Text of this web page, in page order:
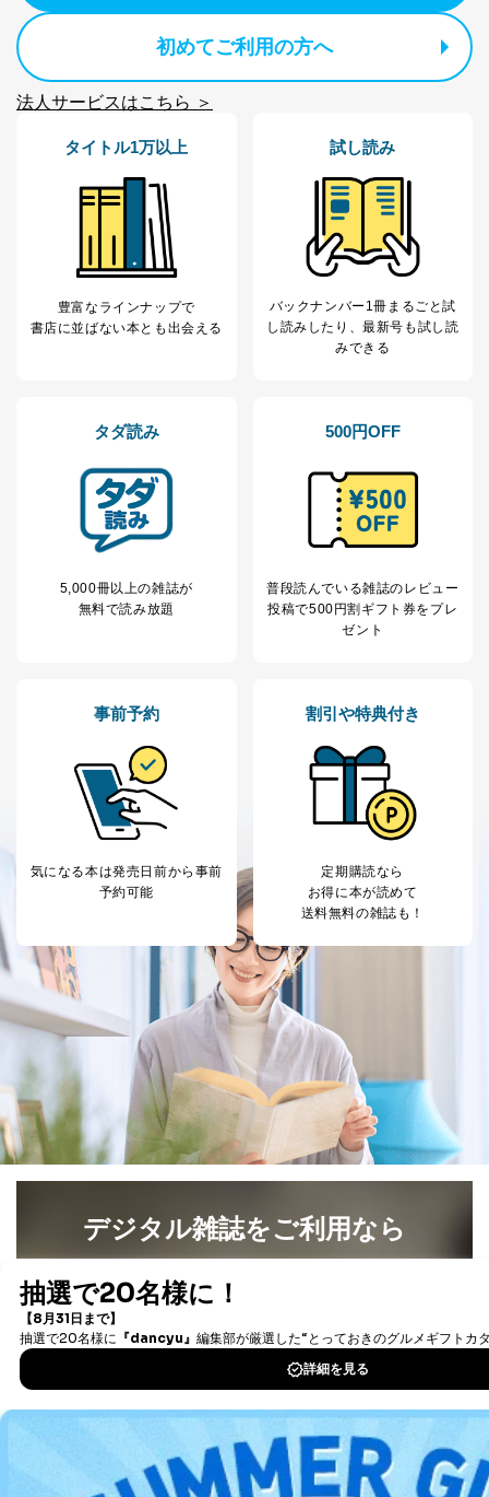
いただいた方の個
処、オペレーター教育など応対品
3
当社カスタマーQ＆
の確認のため
サイトのサービス内容のご案内の
ｅメール等による商品、サービ
ス、キャンペーン等の広告に関す
採用応募者の方の
個人情報
採用選考、ご連絡のため
5
当社の従業者の個
人情報
人事、総務などの雇用管理等のた
め
等をご利用の方の
個人情報
サービス、キャンペーン等の広告
SNS公式アカウン
トに登録された方
当社のサービス利用状況の把握お
お問い合わせ対応、トラブル対
処、オペレーター教育など応対品
ー等にて公表する利用目的達成の
※上記の利用目的のうちNo.1～5については保有個人デ
なお、6、7については、パートナー（提携企業）様又は
各SNS運営会社様にご請求いただきますようお願い致し
３．個人情報の第三者提供について
当社は、取得した個人情報を適切に管理し､あらかじめ
本人の同意を得ることなく第三者に提供することはあり
ません。ただし、次の場合は除きます。
法令に基づく場合
人の生命､身体または財産の保護のために必要がある
場合であって、本人の同意を得ることが困難であると
公衆衛生の向上または児童の健全な育成の推進のため
に特に必要がある場合であって、本人の同意を得るこ
とが困難である場合。
国の機関もしくは地方公共団体またはその委託を受け
た者が法令の定める事務を遂行することに対して協力
する必要がある場合であって、本人の同意を得ること
により当該事務の遂行に支障を及ぼすおそれがあると
上記２．の利用目的を実施するために守秘義務を結ん
だ企業に、業務の一部として個人情報の取扱いを委
委託・提供先企業は具体的には以下のような企業です
トカード決済などの決済代行・料金回収会社、広
告配信サービス会社
提供先：出版社、出版物発売元、卸売会社、販売
店など商品の供給者、梱包会社、配送会社、新聞
販売店などの梱包・配送・配達会社
４．開示対象個人情報の「開示」「訂正」等の請求につ
当社は、本人から、開示対象個人情報について利用目的
初めてご利用の方へ
法人サービスはこちら ＞
タイトル1万以上
豊富なラインナップで
書店に並ばない本とも出会える
試し読み
バックナンバー1冊まるごと試
し読み したり、最新号も試し読
みできる
タダ読み
5,000冊以上の雑誌が
無料で読み放題
500円OFF
普段読んでいる雑誌のレビュー
投稿で500円割ギフト券をプレ
ゼント
事前予約
気になる本は発売日前から事前
予約可能
割引や特典付き
定期購読なら
お得に本が読めて
送料無料の雑誌も！
デジタル雑誌をご利用なら
書籍）が無料で読み放題！
DOWNLOAD FOR IOS
DOWNLOAD FOR ANDROID